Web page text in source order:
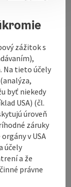
there is
zážitok s
Na tieto účely
byť niekedy
USA) (čl.
úroveň
záruky
v USA
účely
a že
právne